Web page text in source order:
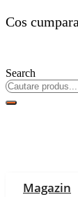
Cos
Search
Magazin